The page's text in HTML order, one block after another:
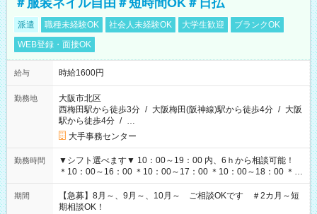
＃服装ネイル自由＃短時間OK＃日払
派遣 職種未経験OK 社会人未経験OK 大学生歓迎
ブランクOK
WEB登録・面接OK
給与 時給1600円
勤務地
大阪市北区
西梅田駅から徒歩3分 / 大阪梅田(阪神線)駅から徒歩4分 / 大阪
駅から徒歩4分 / …
大手事務センター
勤務時間
▼シフト選べます▼ 10：00～19：00 内、6ｈから相談可能！
＊10：00～16：00 ＊10：00～17：00 ＊10：00～18：00 ＊
11：00～19：00 ＊12：00～19：00 ＊13：00～19：00
期間
【急募】8月～、9月～、10月～ ご相談OKです ＃2カ月～短
期相談OK！